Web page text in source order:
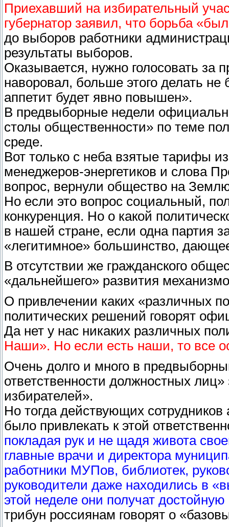
Приехавший на избирательный
губернатор заявил, что борьба
до выборов работники
результаты выборов.
Оказывается, нужно голосовать за
наворовал, больше этого делать не
аппетит будет явно повышен».
В предвыборные недели
столы общественности» по теме
среде.
Вот только с неба взятые тарифы
менеджеров-энергетиков и слова
вопрос, вернули общество на
Но если это вопрос социальный,
конкуренция. Но о какой
в нашей стране, если одна партия
«легитимное» большинство,
В отсутствии же гражданского
«дальнейшего» развития
О привлечении каких «различных
политических решений говорят
Да нет у нас никаких различных
Наши». Но если есть наши, то все
Очень долго и много в
ответственности должностных
избирателей».
Но тогда действующих
было привлекать к этой
покладая рук и не щадя живота
главные врачи и директора
работники МУПов, библиотек,
руководители даже находились в
этой неделе они получат
трибун россиянам говорят о